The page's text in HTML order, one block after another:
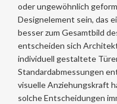
oder ungewöhnlich
Designelement sein, das
besser zum Gesamtbild
entscheiden sich
individuell gestaltete
Standardabmessungen
visuelle Anziehungskraft
solche Entscheidungen